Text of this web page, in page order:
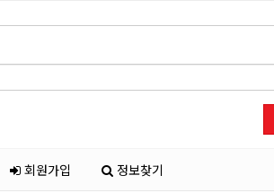
회원가입 정보찾기